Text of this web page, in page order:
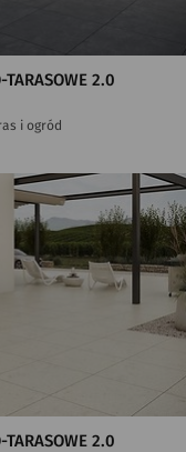
TARASOWE 2.0
i ogród
TARASOWE 2.0